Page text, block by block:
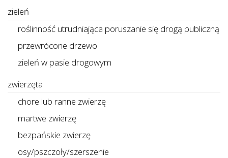
zieleń
roślinność utrudniająca poruszanie się drogą publiczną
przewrócone drzewo
zieleń w pasie drogowym
zwierzęta
chore lub ranne zwierzę
martwe zwierzę
bezpańskie zwierzę
osy/pszczoły/szerszenie